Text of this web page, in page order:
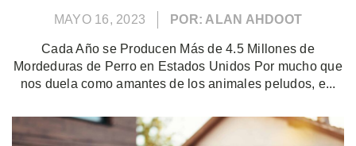
MAYO 16, 2023 POR: ALAN AHDOOT
Cada Año se Producen Más de 4.5 Millones de
Mordeduras de Perro en Estados Unidos Por mucho que
nos duela como amantes de los animales peludos, e...